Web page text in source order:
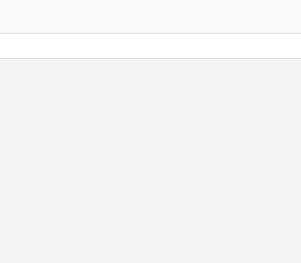
2026